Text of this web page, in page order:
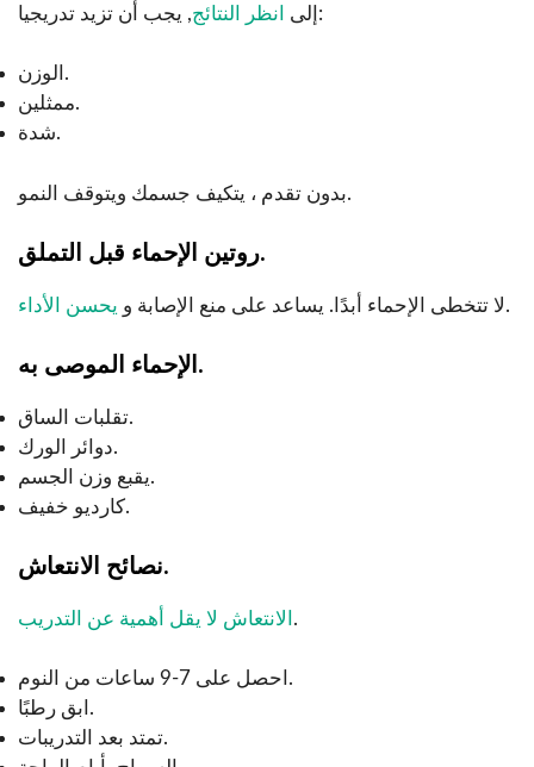
إلى انظر النتائج , يجب أن تزيد تدريجيا:
الوزن.
ممثلين.
شدة.
بدون تقدم ، يتكيف جسمك ويتوقف النمو.
روتين الإحماء قبل التملق.
لا تتخطى الإحماء أبدًا. يساعد على منع الإصابة و يحسن الأداء .
الإحماء الموصى به.
تقلبات الساق.
دوائر الورك.
يقبع وزن الجسم.
كارديو خفيف.
نصائح الانتعاش.
الانتعاش لا يقل أهمية عن التدريب .
احصل على 7-9 ساعات من النوم.
ابق رطبًا.
تمتد بعد التدريبات.